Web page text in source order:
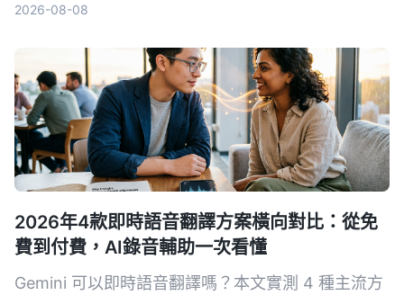
2026-08-08
2026年4款即時語音翻譯方案橫向對比：從免
費到付費，AI錄音輔助一次看懂
Gemini 可以即時語音翻譯嗎？本文實測 4 種主流方